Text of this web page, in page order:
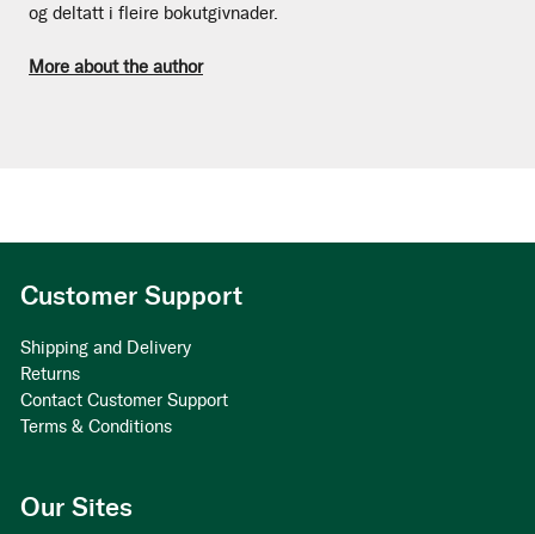
og deltatt i fleire bokutgivnader.
More about the author
Customer Support
Shipping and Delivery
Returns
Contact Customer Support
Terms & Conditions
Our Sites